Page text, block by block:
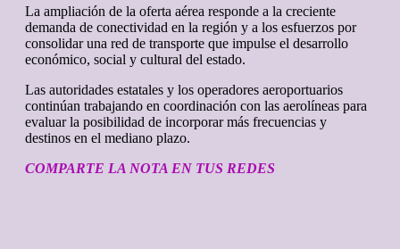
La ampliación de la oferta aérea responde a la creciente
demanda de conectividad en la región y a los esfuerzos por
consolidar una red de transporte que impulse el desarrollo
económico, social y cultural del estado.
Las autoridades estatales y los operadores aeroportuarios
continúan trabajando en coordinación con las aerolíneas para
evaluar la posibilidad de incorporar más frecuencias y
destinos en el mediano plazo.
COMPARTE LA NOTA EN TUS REDES